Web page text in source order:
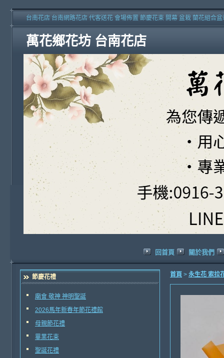
萬花鄉花坊 台南花店
台南花店 台南網路花店 代客送花 會場佈置 節慶花束 開幕 盆栽 蘭花組合
回首頁 關於我們
節慶花禮
廟會 敬神 神明聖誕
2026馬年新春年節花禮館
母親節花禮
畢業花束
聖誕花禮
首頁 > 永生花 索拉